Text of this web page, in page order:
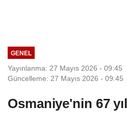
GENEL
Yayınlanma: 27 Mayıs 2026 - 09:45
Güncelleme: 27 Mayıs 2026 - 09:45
Osmaniye'nin 67